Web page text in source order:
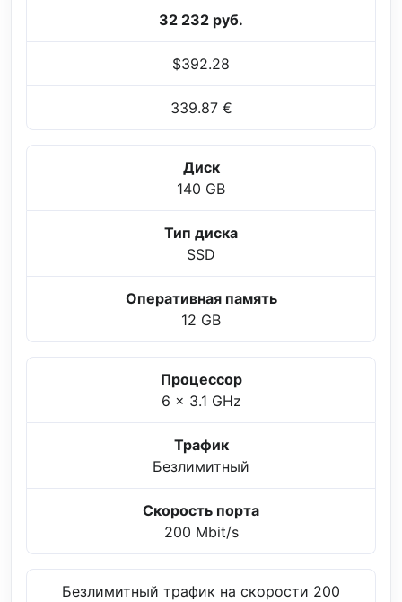
32 232 руб.
$392.28
339.87 €
Диск
140 GB
Тип диска
SSD
Оперативная память
12 GB
Процессор
6 x 3.1 GHz
Трафик
Безлимитный
Скорость порта
200 Mbit/s
Безлимитный трафик на скорости 200